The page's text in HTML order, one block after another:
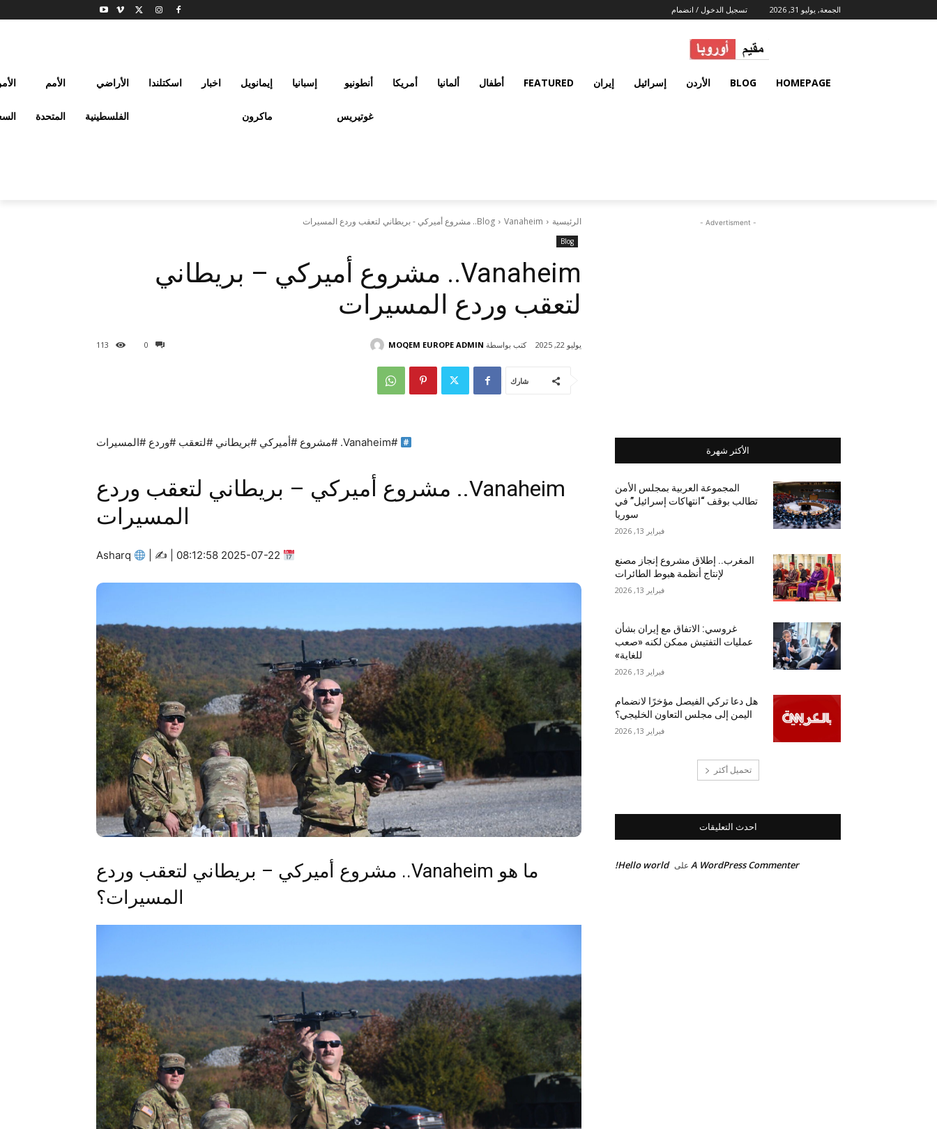
الجمعة, يوليو 31, 2026 تسجيل الدخول / انضمام
HOMEPAGE
BLOG الأردن إسرائيل إيران FEATURED أطفال ألمانيا أمريكا أنطونيو
غوتيريس
إسبانيا إيمانويل
ماكرون
اخبار اسكتلندا الأراضي
الفلسطينية
الأمم
المتحدة
الرئيسية Blog Vanaheim.. مشروع أميركي - بريطاني لتعقب وردع المسيرات
Blog
Vanaheim.. مشروع أميركي – بريطاني
لتعقب وردع المسيرات
0
113 يوليو 22, 2025 كتب بواسطة MOQEM EUROPE ADMIN
شارك
#Vanaheim. #مشروع #أميركي #بريطاني #لتعقب #وردع #المسيرات
Vanaheim.. مشروع أميركي – بريطاني لتعقب وردع
المسيرات
ما هو Vanaheim.. مشروع أميركي – بريطاني لتعقب وردع
المسيرات؟
- Advertisment -
الأكثر شهرة
المجموعة العربية بمجلس الأمن
تطالب بوقف “انتهاكات إسرائيل” في
سوريا
فبراير 13, 2026
المغرب.. إطلاق مشروع إنجاز مصنع
لإنتاج أنظمة هبوط الطائرات
فبراير 13, 2026
غروسي: الاتفاق مع إيران بشأن
عمليات التفتيش ممكن لكنه «صعب
للغاية»
فبراير 13, 2026
هل دعا تركي الفيصل مؤخرًا لانضمام
اليمن إلى مجلس التعاون الخليجي؟
فبراير 13, 2026
تحميل أكثر
احدث التعليقات
A WordPress Commenter على Hello world!